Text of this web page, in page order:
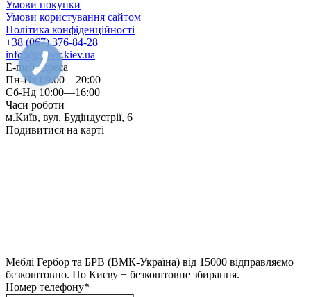
Умови покупки
Умови користування сайтом
Політика конфіденційності
+38 (067) 376-84-28
info@gerbor.kiev.ua
E-mail адреса
Пн-Пт 09:00—20:00
Сб-Нд 10:00—16:00
Часи роботи
м.Київ, вул. Будіндустрії, 6
Подивитися на карті
Меблі Гербор та БРВ (ВМК-Україна) від 15000 відправляємо
безкоштовно. По Києву + безкоштовне збирання.
Номер телефону*